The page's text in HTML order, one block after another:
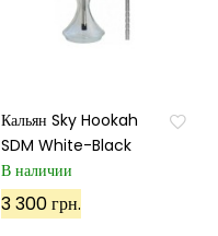
Кальян Sky Hookah
SDM White-Black
В наличии
3 300 грн.